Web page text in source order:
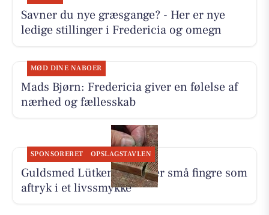
Savner du nye græsgange? - Her er nye
ledige stillinger i Fredericia og omegn
MØD DINE NABOER
Mads Bjørn: Fredericia giver en følelse af
nærhed og fællesskab
SPONSORERET OPSLAGSTAVLEN
Guldsmed Lütken foreviger små fingre som
aftryk i et livssmykke